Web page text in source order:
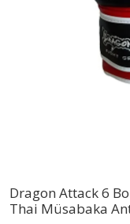
Dragon Attack 6
Thai Müsabaka